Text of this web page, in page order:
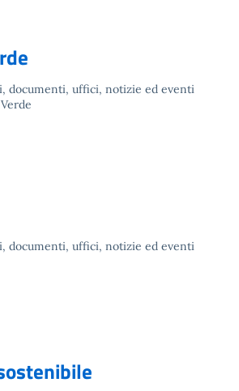
documenti, uffici, notizie ed eventi
documenti, uffici, notizie ed eventi